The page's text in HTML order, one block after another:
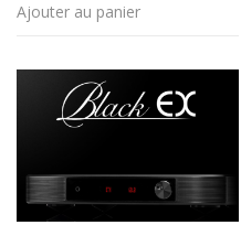
Ajouter au panier